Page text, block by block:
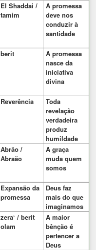
El Shaddai /
tamim
A promessa
deve nos
conduzir à
santidade
berit
A promessa
nasce da
iniciativa
divina
Reverência
Toda
revelação
verdadeira
produz
humildade
Abrão /
Abraão
A graça
muda quem
somos
Expansão da
promessa
Deus faz
mais do que
imaginamos
zera‘ / berit
olam
A maior
bênção é
pertencer a
Deus